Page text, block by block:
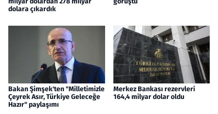
dolara çıkardık
Bakan Şimşek'ten "Milletimizle
Çeyrek Asır, Türkiye Geleceğe
Hazır" paylaşımı
Merkez Bankası rezervleri
164,4 milyar dolar oldu